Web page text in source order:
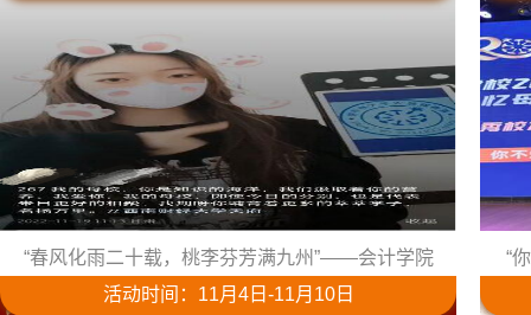
“春风化雨二十载，桃李芬芳满九州”——会计学院 “
活动时间：11月4日-11月10日